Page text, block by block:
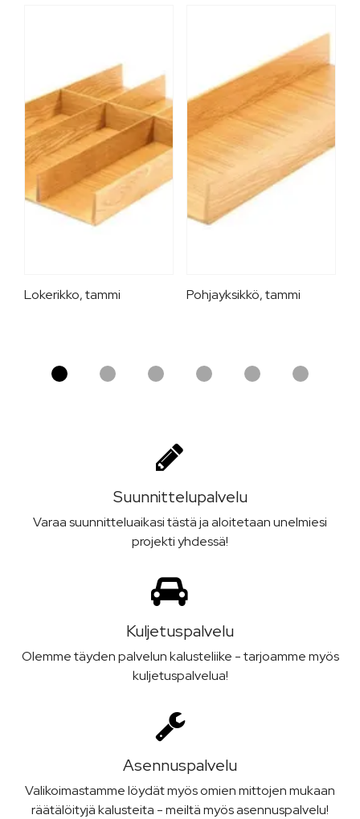
Lokerikko, tammi Pohjayksikkö, tammi
Suunnittelu­palvelu
Varaa suunnitteluaikasi tästä ja aloitetaan unelmiesi
projekti yhdessä!
Kuljetus­palvelu
Olemme täyden palvelun kalusteliike - tarjoamme myös
kuljetuspalvelua!
Asennus­palvelu
Valikoimastamme löydät myös omien mittojen mukaan
räätälöityjä kalusteita - meiltä myös asennuspalvelu!